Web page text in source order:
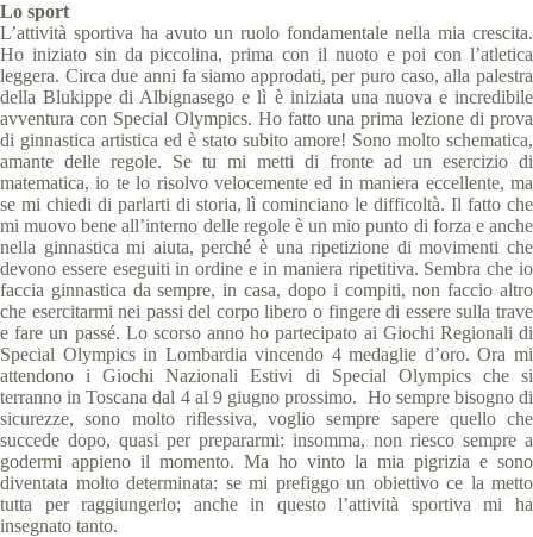
Lo sport
L’attività sportiva ha avuto un ruolo fondamentale nella mia crescita.
Ho iniziato sin da piccolina, prima con il nuoto e poi con l’atletica
leggera. Circa due anni fa siamo approdati, per puro caso, alla palestra
della Blukippe di Albignasego e lì è iniziata una nuova e incredibile
avventura con Special Olympics. Ho fatto una prima lezione di prova
di ginnastica artistica ed è stato subito amore! Sono molto schematica,
amante delle regole. Se tu mi metti di fronte ad un esercizio di
matematica, io te lo risolvo velocemente ed in maniera eccellente, ma
se mi chiedi di parlarti di storia, lì cominciano le difficoltà. Il fatto che
mi muovo bene all’interno delle regole è un mio punto di forza e anche
nella ginnastica mi aiuta, perché è una ripetizione di movimenti che
devono essere eseguiti in ordine e in maniera ripetitiva. Sembra che io
faccia ginnastica da sempre, in casa, dopo i compiti, non faccio altro
che esercitarmi nei passi del corpo libero o fingere di essere sulla trave
e fare un passé. Lo scorso anno ho partecipato ai Giochi Regionali di
Special Olympics in Lombardia vincendo 4 medaglie d’oro. Ora mi
attendono i Giochi Nazionali Estivi di Special Olympics che si
terranno in Toscana dal 4 al 9 giugno prossimo. Ho sempre bisogno di
sicurezze, sono molto riflessiva, voglio sempre sapere quello che
succede dopo, quasi per prepararmi: insomma, non riesco sempre a
godermi appieno il momento. Ma ho vinto la mia pigrizia e sono
diventata molto determinata: se mi prefiggo un obiettivo ce la metto
tutta per raggiungerlo; anche in questo l’attività sportiva mi ha
insegnato tanto.